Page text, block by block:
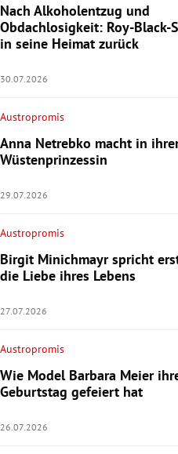
Nach Alkoholentzug und
Obdachlosigkeit: Roy-Black-
in seine Heimat zurück
30.07.2026
Austropromis
Anna Netrebko macht in
Wüstenprinzessin
29.07.2026
Austropromis
Birgit Minichmayr spricht
die Liebe ihres Lebens
27.07.2026
Austropromis
Wie Model Barbara Meier
Geburtstag gefeiert hat
26.07.2026